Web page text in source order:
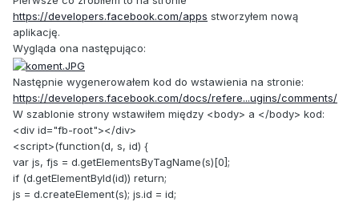
https://developers.facebook.com/apps stworzyłem nową
aplikację.
Wygląda ona następująco:
Następnie wygenerowałem kod do wstawienia na stronie:
https://developers.facebook.com/docs/refere...ugins/comments/
W szablonie strony wstawiłem między <body> a </body> kod:
<div id="fb-root"></div>
<script>(function(d, s, id) {
var js, fjs = d.getElementsByTagName(s)[0];
if (d.getElementById(id)) return;
js = d.createElement(s); js.id = id;